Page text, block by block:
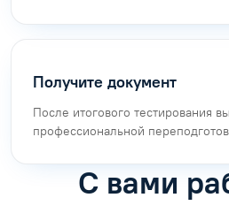
Получите документ
После итогового тестирования
профессиональной
С вами